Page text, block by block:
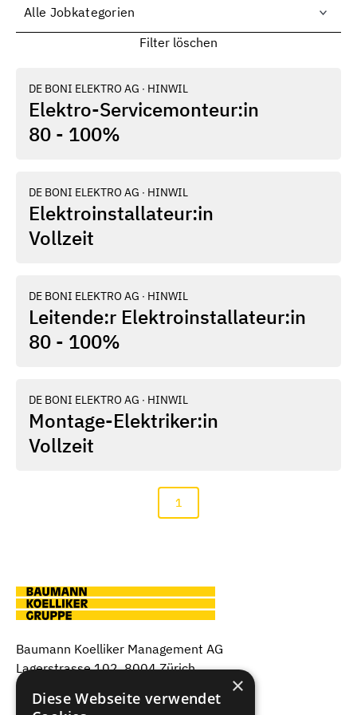
Filter löschen
DE BONI ELEKTRO AG ∙ HINWIL
Elektro-Servicemonteur:in
80 - 100%
DE BONI ELEKTRO AG ∙ HINWIL
Elektroinstallateur:in
Vollzeit
DE BONI ELEKTRO AG ∙ HINWIL
Leitende:r Elektroinstallateur:in
80 - 100%
DE BONI ELEKTRO AG ∙ HINWIL
Montage-Elektriker:in
Vollzeit
1
Baumann Koelliker Management AG
Lagerstrasse 102, 8004 Zürich
+41 44 497 38 38
×
Diese Webseite verwendet